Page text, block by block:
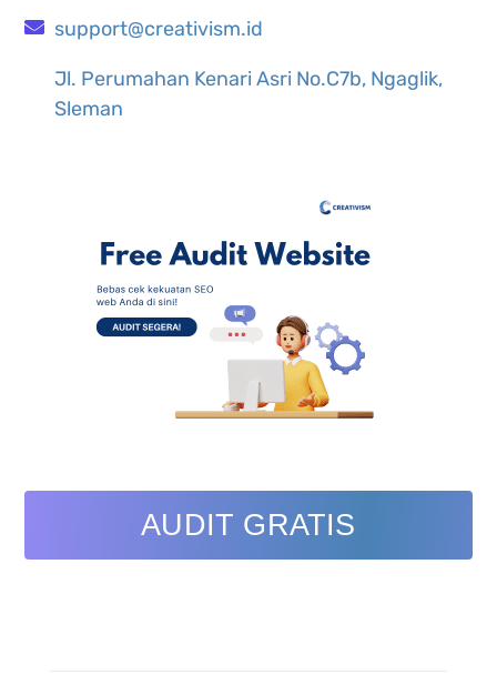
support@creativism.id
Jl. Perumahan Kenari Asri No.C7b, Ngaglik,
Sleman
AUDIT GRATIS